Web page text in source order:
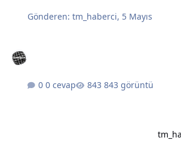
Gönderen:tm_haberci, 5 Mayıs
0 cevap 843 görüntü